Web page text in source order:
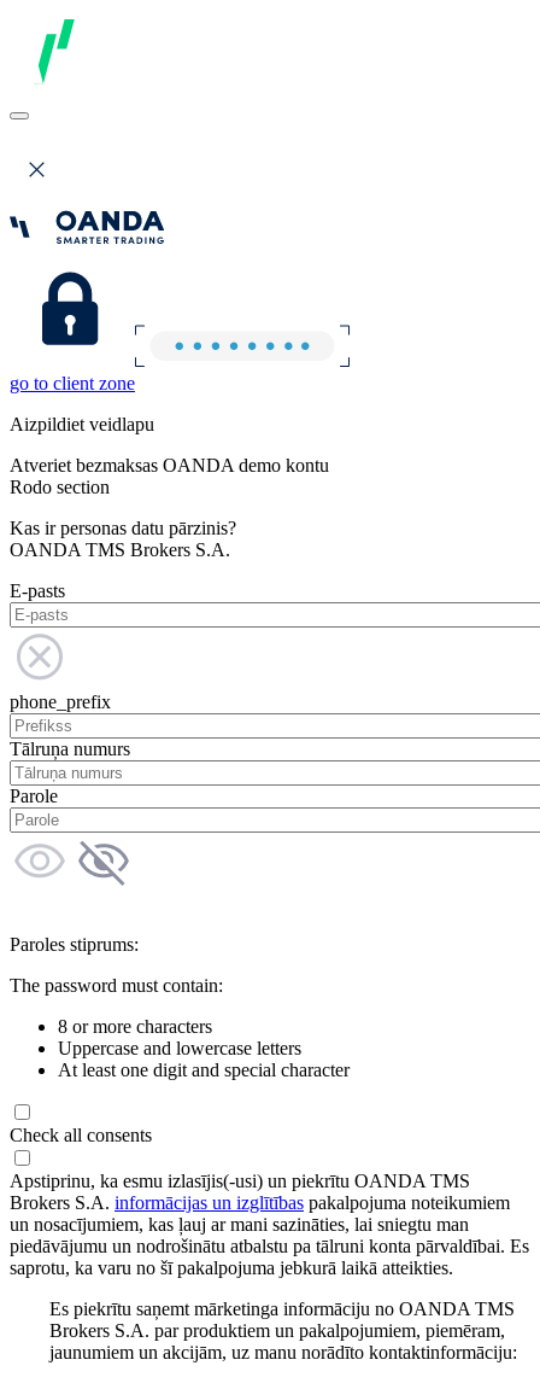
go to client zone
Aizpildiet veidlapu
Atveriet bezmaksas OANDA demo kontu
Rodo section
Kas ir personas datu pārzinis?
OANDA TMS Brokers S.A.
E-pasts
phone_prefix
Tālruņa numurs
Parole
Paroles stiprums:
The password must contain:
8 or more characters
Uppercase and lowercase letters
At least one digit and special character
Check all consents
Apstiprinu, ka esmu izlasījis(-usi) un piekrītu OANDA TMS
Brokers S.A. informācijas un izglītības pakalpojuma noteikumiem
un nosacījumiem, kas ļauj ar mani sazināties, lai sniegtu man
piedāvājumu un nodrošinātu atbalstu pa tālruni konta pārvaldībai. Es
saprotu, ka varu no šī pakalpojuma jebkurā laikā atteikties.
Es piekrītu saņemt mārketinga informāciju no OANDA TMS
Brokers S.A. par produktiem un pakalpojumiem, piemēram,
jaunumiem un akcijām, uz manu norādīto kontaktinformāciju: